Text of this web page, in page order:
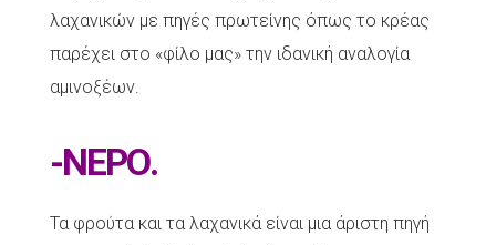
λαχανικών με πηγές πρωτείνης όπως το κρέας
παρέχει στο «φίλο μας» την ιδανική αναλογία
αμινοξέων.
-ΝΕΡΟ.
Τα φρούτα και τα λαχανικά είναι μια άριστη πηγή